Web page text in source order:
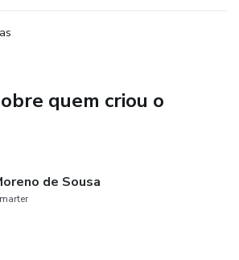
quem criou o
de Sousa